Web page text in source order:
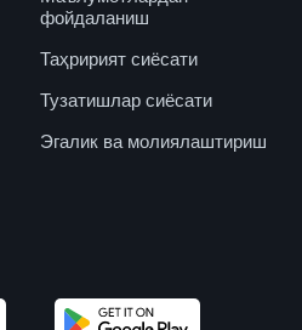
фойдаланиш
Таҳририят сиёсати
Тузатишлар сиёсати
Эгалик ва молиялаштириш